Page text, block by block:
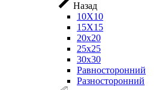
Назад
10Х10
15Х15
20х20
25х25
30х30
Равносторонний
Разносторонний